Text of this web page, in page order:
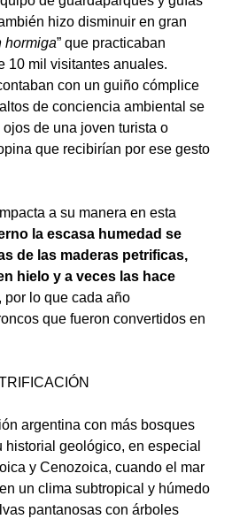
hizo disminuir en gran
hormiga” que practicaban
10 mil visitantes anuales.
con un guiño cómplice
de conciencia ambiental se
de una joven turista o
que recibirían por ese gesto
a su manera en esta
la escasa humedad se
de las maderas petrificas,
hielo y a veces las hace
, por lo que cada año
que fueron convertidos en
argentina con más bosques
geológico, en especial
y Cenozoica, cuando el mar
un clima subtropical y húmedo
pantanosas con árboles